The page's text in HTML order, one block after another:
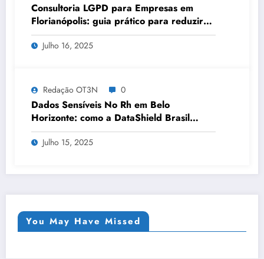
Consultoria LGPD para Empresas em
Florianópolis: guia prático para reduzir
riscos de LGPD corporativa | Série
DataShield 084
Julho 16, 2025
Redação OT3N 0
Dados Sensíveis No Rh em Belo
Horizonte: como a DataShield Brasil
apoia sua organização | Série DataShield
066Julho 15, 2025
You May Have Missed